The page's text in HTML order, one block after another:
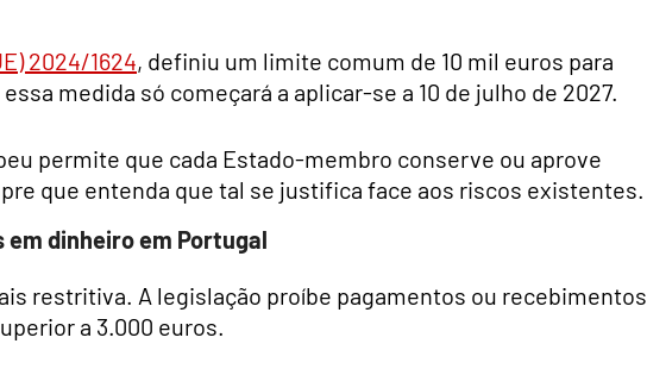
2024/1624, definiu um limite comum de 10 mil euros para
medida só começará a aplicar-se a 10 de julho de 2027.
permite que cada Estado-membro conserve ou aprove
que entenda que tal se justifica face aos riscos existentes.
em dinheiro em Portugal
restritiva. A legislação proíbe pagamentos ou recebimentos
a 3.000 euros.